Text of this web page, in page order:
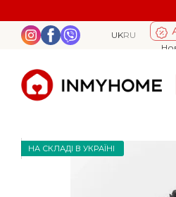
UKRU
НА СКЛАДІ В УКРАЇНІ